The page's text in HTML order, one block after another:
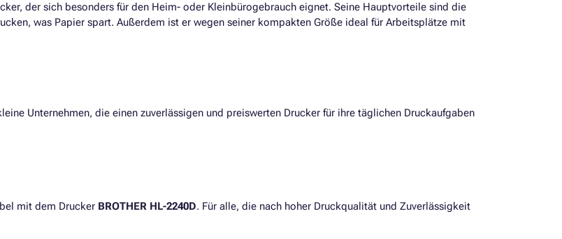
der sich besonders für den Heim- oder Kleinbürogebrauch eignet. Seine Hauptvorteile sind die
was Papier spart. Außerdem ist er wegen seiner kompakten Größe ideal für Arbeitsplätze mit
Unternehmen, die einen zuverlässigen und preiswerten Drucker für ihre täglichen Druckaufgaben
mit dem Drucker BROTHER HL-2240D. Für alle, die nach hoher Druckqualität und Zuverlässigkeit